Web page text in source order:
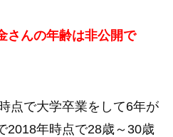
さんの年齢は非公開で
点で大学卒業をして6年が
2018年時点で28歳～30歳